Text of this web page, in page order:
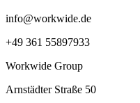
info@workwide.de
+49 361 55897933
Workwide Group
Arnstädter Straße 50